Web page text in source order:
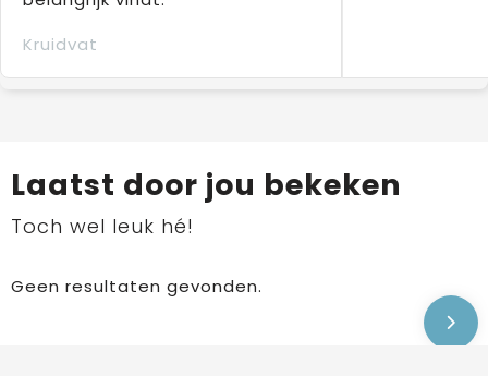
Kruidvat
Laatst door jou bekeken
Toch wel leuk hé!
Geen resultaten gevonden.